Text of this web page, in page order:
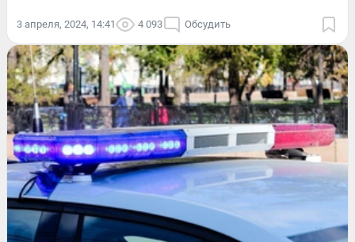
3 апреля, 2024, 14:41 4 093 Обсудить